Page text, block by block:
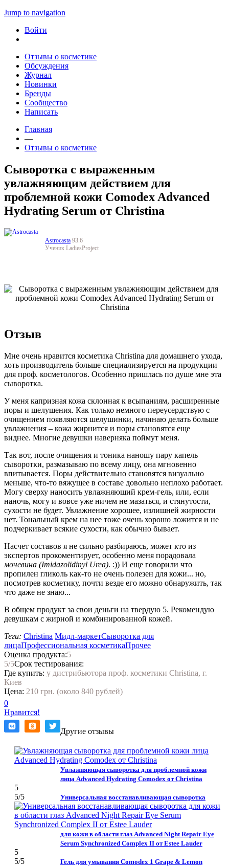
Jump to navigation
Войти
Отзывы о косметике
Обсуждения
Журнал
Новинки
Бренды
Сообщество
Написать
Главная
—
Отзывы о косметике
Сыворотка с выраженным
увлажняющим действием для
проблемной кожи Comodex Advanced
Hydrating Serum от Christina
Astrocasta 93.6
Ученик LadiesProject
Отзыв
Мне очень нравится косметика Christina для домашнего ухода,
хоть производитель больше специализируется на продукции
для проф. косметологов. Особенно пришлась по душе мне эта
сыворотка.
У меня капризная кожа склонная к всыпаниям, расширенные
поры и шелушения. Как только немного переусердствую с
очищением появляются шелушинки, начинаю делать больше
увлажнения – кожа жирнится и поры становятся еще
виднее. Многие девушки наверняка поймут меня.
Так вот, после очищения и тоника наношу пару капель
сыворотки, размазываю по всему лицу, она мгновенно
впитывается. Поры действительно становятся визуально
меньше, что-то вяжущее в составе довольно неплохо работает.
Могу сверху наносить увлажняющий крем-гель, или, если
наночь, могу и вовсе уже ничем не мазаться, и стянутости,
сухости не будет. Увлажнение хорошее, излишней жирности
нет. Тональный крем на нее тоже очень хорошо ложится и не
подчеркивает всякие сухости, как обычно бывает.
Насчет составов я не сильно разбираюсь, может кто из
экспертов прокоментирует, особенно меня порадовала
мочевина (Imidazolidinyl Urea). :)) И еще говорили что
пропилен гликоль как-то не очень полезен для кожи... но,
посмотрев косметику, почти везде его можно обнаружить, так
что даже не знаю...
В общем продукт за свои деньги на твердую 5. Рекомендую
девушкам с жирной и комбинированной кожей.
Теги: Christina Мидл-маркетСыворотка для
лицаПрофессиональная косметикаПрочее
Оценка продукта:5
5/5Срок тестирования:
Где купить: у дистрибьютора проф. косметики Christina, г.
Киев
Цена: 210 грн. (около 840 рублей)
0
Нравится!
Другие отзывы
Увлажняющая сыворотка для проблемной кожи
лица Advanced Hydrating Comodex от Christina
5
5/5 Универсальная восстанавливающая сыворотка
для кожи в области глаз Advanced Night Repair Eye
Serum Synchronized Complex II от Estee Lauder
5
5/5 Гель для умывания Comodex 1 Grape & Lemon